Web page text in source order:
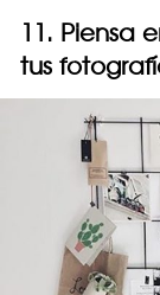
11. Piensa
tus